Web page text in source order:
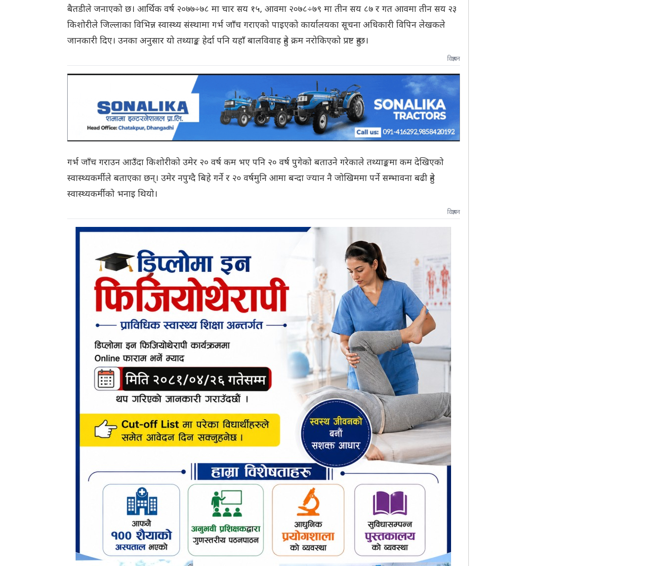
बैतडीले जनाएको छ। आर्थिक वर्ष २०७७÷७८ मा चार सय १५, आवमा २०७८÷७९ मा तीन सय ८७ र गत आवमा तीन सय २३
किशोरीले जिल्लाका विभिन्न स्वास्थ्य संस्थामा गर्भ जाँच गराएको पाइएको कार्यालयका सूचना अधिकारी विपिन लेखकले
जानकारी दिए। उनका अनुसार यो तथ्याङ्क हेर्दा पनि यहाँ बालविवाह हुने क्रम नरोकिएको प्रष्ट हुन्छ।
विज्ञापन
गर्भ जाँच गराउन आउँदा किशोरीको उमेर २० वर्ष कम भए पनि २० वर्ष पुगेको बताउने गरेकाले तथ्याङ्कमा कम देखिएको
स्वास्थ्यकर्मीले बताएका छन्। उमेर नपुग्दै बिहे गर्ने र २० वर्षमुनि आमा बन्दा ज्यान नै जोखिममा पर्ने सम्भावना बढी हुने
स्वास्थ्यकर्मीको भनाइ थियो।
विज्ञापन